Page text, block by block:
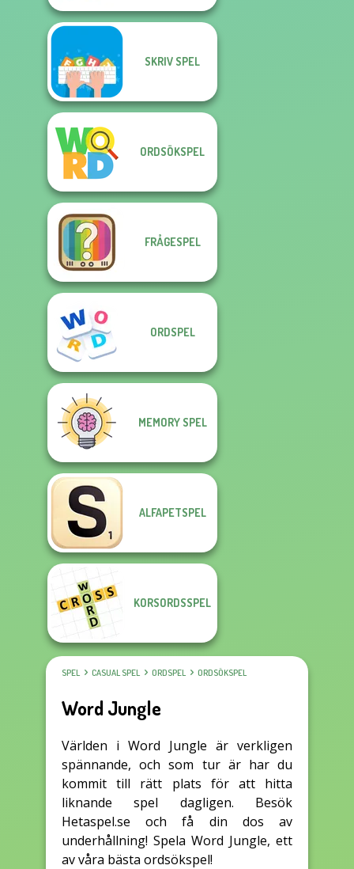
SKRIV SPEL
ORDSÖKSPEL
FRÅGESPEL
ORDSPEL
MEMORY SPEL
ALFAPETSPEL
KORSORDSSPEL
SPEL CASUAL SPEL ORDSPEL ORDSÖKSPEL
Word Jungle
Världen i Word Jungle är verkligen
spännande, och som tur är har du
kommit till rätt plats för att hitta
liknande spel dagligen. Besök
Hetaspel.se och få din dos av
underhållning! Spela Word Jungle, ett
av våra bästa ordsökspel!